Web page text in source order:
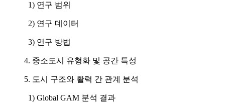
1) 연구 범위
2) 연구 데이터
3) 연구 방법
4. 중소도시 유형화 및 공간 특성
5. 도시 구조와 활력 간 관계 분석
1) Global GAM 분석 결과